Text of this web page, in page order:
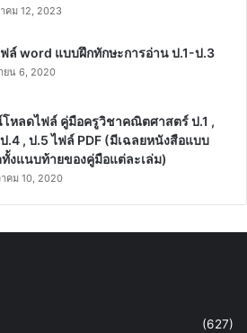
คม 12, 2023
ล์ word แบบฝึกทักษะการอ่าน ป.1-ป.3
ยน 6, 2020
หลดไฟล์ คู่มือครูวิชาคณิตศาสตร์ ป.1 ,
.4 , ป.5 ไฟล์ PDF (มีเฉลยหนังสือแบบ
งแนบท้ายของคู่มือแต่ละเล่ม)
คม 10, 2020
(627)